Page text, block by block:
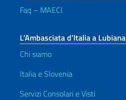
Faq – MAECI
L’Ambasciata d’Italia a Lubiana
Chi siamo
Italia e Slovenia
Servizi Consolari e Visti